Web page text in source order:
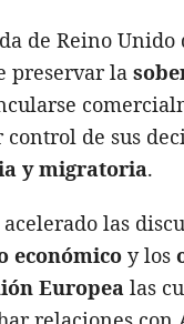
de Reino Unido
preservar la
de sus
y migratoria.
las
económico y los
Europea las